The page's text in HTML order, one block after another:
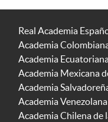
Real Academia
Academia
Academia
Academia Mexicana
Academia
Academia
Academia Chilena de